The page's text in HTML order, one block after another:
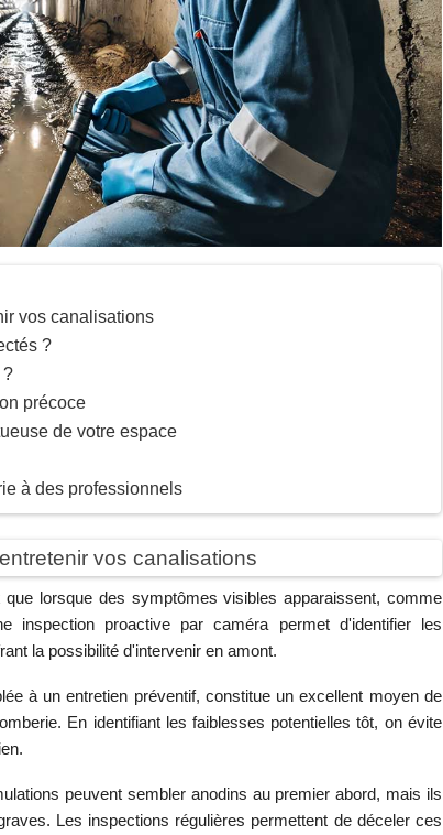
vos canalisations
?
?
précoce
de votre espace
à des professionnels
vos canalisations
lorsque des symptômes visibles apparaissent, comme
inspection proactive par caméra permet d'identifier les
la possibilité d'intervenir en amont.
à un entretien préventif, constitue un excellent moyen de
En identifiant les faiblesses potentielles tôt, on évite
peuvent sembler anodins au premier abord, mais ils
Les inspections régulières permettent de déceler ces